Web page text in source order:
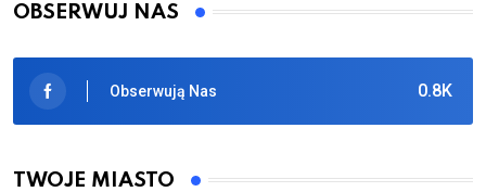
OBSERWUJ NAS
0.8K
Obserwują Nas
TWOJE MIASTO